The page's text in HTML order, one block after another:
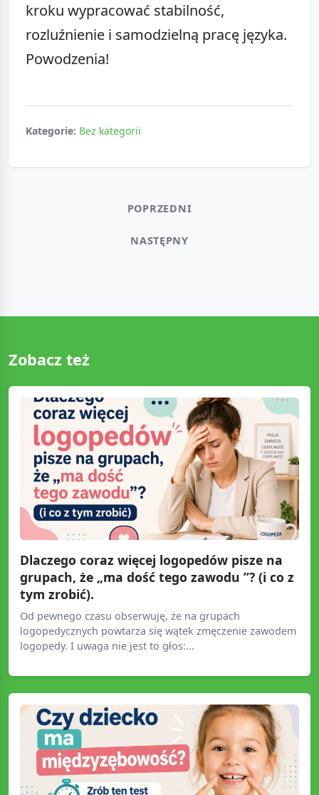
kroku wypracować stabilność,
rozluźnienie i samodzielną pracę języka.
Powodzenia!
Kategorie: Bez kategorii
POPRZEDNI
NASTĘPNY
Zobacz też
Dlaczego coraz więcej logopedów pisze na
grupach, że „ma dość tego zawodu ”? (i co z
tym zrobić).
Od pewnego czasu obserwuję, że na grupach
logopedycznych powtarza się wątek zmęczenie zawodem
logopedy. I uwaga nie jest to głos:...